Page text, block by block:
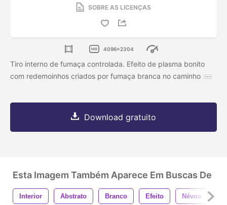
SOBRE AS LICENÇAS
4096x2304
Tiro interno de fumaça controlada. Efeito de plasma bonito
com redemoinhos criados por fumaça branca no caminho
Download gratuito
Esta Imagem Também Aparece Em Buscas De
Interior Abstrato Branco Efeito Névoa